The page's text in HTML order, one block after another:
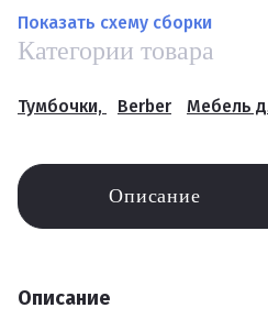
Показать схему сборки
Категории товара
Тумбочки, Berber Мебель
Описание
Описание